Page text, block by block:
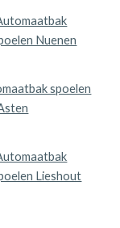
Nuenen
spoelen
Lieshout